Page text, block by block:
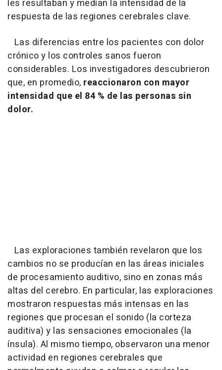
les resultaban y medían la intensidad de la
respuesta de las regiones cerebrales clave.
Las diferencias entre los pacientes con dolor
crónico y los controles sanos fueron
considerables. Los investigadores descubrieron
que, en promedio, reaccionaron con mayor
intensidad que el 84 % de las personas sin
dolor.
Las exploraciones también revelaron que los
cambios no se producían en las áreas iniciales
de procesamiento auditivo, sino en zonas más
altas del cerebro. En particular, las exploraciones
mostraron respuestas más intensas en las
regiones que procesan el sonido (la corteza
auditiva) y las sensaciones emocionales (la
ínsula). Al mismo tiempo, observaron una menor
actividad en regiones cerebrales que